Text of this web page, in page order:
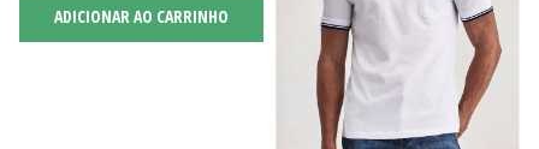
ADICIONAR AO CARRINHO